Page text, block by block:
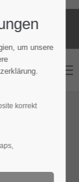
Menu
um unsere
.
korrekt